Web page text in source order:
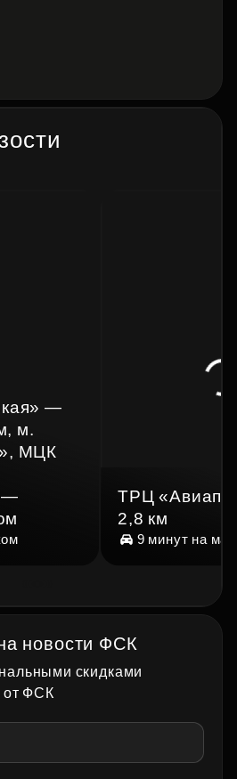
—
м.
МЦК
—
ТРЦ
2,8 км
9 минут на
новости ФСК
скидками
от ФСК